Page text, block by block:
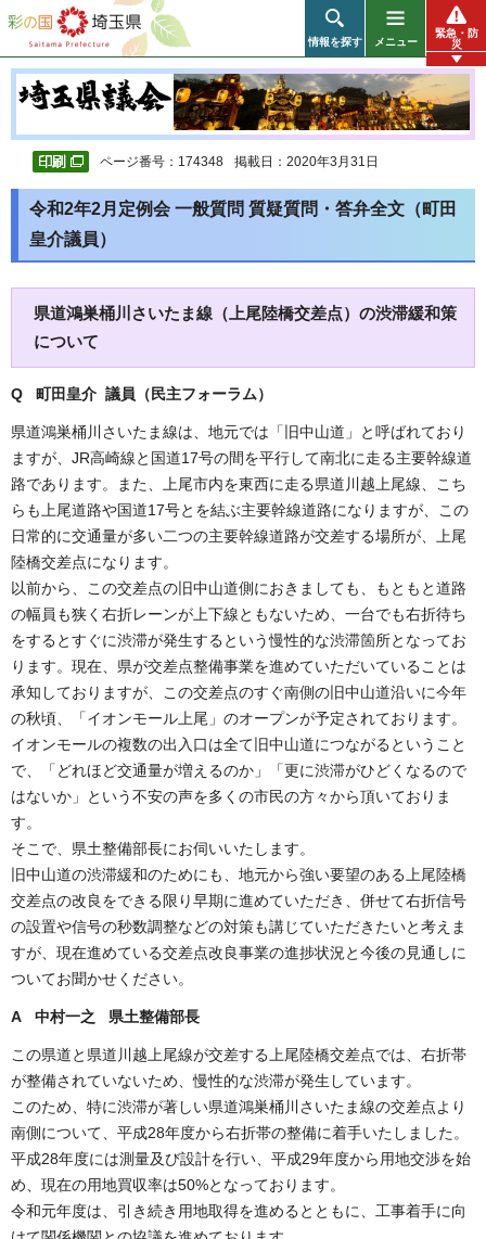
彩の国 埼玉県
情報を探す メニュー
緊急・防
災
ページ番号：174348 掲載日：2020年3月31日
令和2年2月定例会 一般質問 質疑質問・答弁全文（町田
皇介議員）
県道鴻巣桶川さいたま線（上尾陸橋交差点）の渋滞緩和策
について
Q 町田皇介 議員（民主フォーラム）
県道鴻巣桶川さいたま線は、地元では「旧中山道」と呼ばれており
ますが、JR高崎線と国道17号の間を平行して南北に走る主要幹線道
路であります。また、上尾市内を東西に走る県道川越上尾線、こち
らも上尾道路や国道17号とを結ぶ主要幹線道路になりますが、この
日常的に交通量が多い二つの主要幹線道路が交差する場所が、上尾
陸橋交差点になります。
以前から、この交差点の旧中山道側におきましても、もともと道路
の幅員も狭く右折レーンが上下線ともないため、一台でも右折待ち
をするとすぐに渋滞が発生するという慢性的な渋滞箇所となってお
ります。現在、県が交差点整備事業を進めていただいていることは
承知しておりますが、この交差点のすぐ南側の旧中山道沿いに今年
の秋頃、「イオンモール上尾」のオープンが予定されております。
イオンモールの複数の出入口は全て旧中山道につながるということ
で、「どれほど交通量が増えるのか」「更に渋滞がひどくなるので
はないか」という不安の声を多くの市民の方々から頂いておりま
す。
そこで、県土整備部長にお伺いいたします。
旧中山道の渋滞緩和のためにも、地元から強い要望のある上尾陸橋
交差点の改良をできる限り早期に進めていただき、併せて右折信号
の設置や信号の秒数調整などの対策も講じていただきたいと考えま
すが、現在進めている交差点改良事業の進捗状況と今後の見通しに
ついてお聞かせください。
A 中村一之 県土整備部長
この県道と県道川越上尾線が交差する上尾陸橋交差点では、右折帯
が整備されていないため、慢性的な渋滞が発生しています。
このため、特に渋滞が著しい県道鴻巣桶川さいたま線の交差点より
南側について、平成28年度から右折帯の整備に着手いたしました。
平成28年度には測量及び設計を行い、平成29年度から用地交渉を始
め、現在の用地買収率は50%となっております。
令和元年度は、引き続き用地取得を進めるとともに、工事着手に向